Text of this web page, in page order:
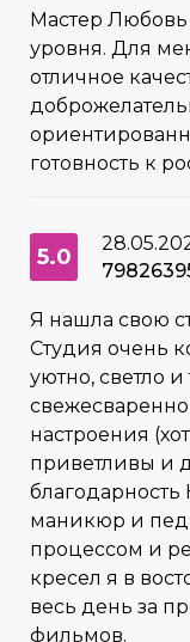
Мастер Любовь
уровня. Для
отличное
готовность к
5.0
Я нашла свою
Студия очень
уютно, светло
настроения
приветливы и
благодарность
маникюр и
процессом и
кресел я в
весь день за
фильмов.